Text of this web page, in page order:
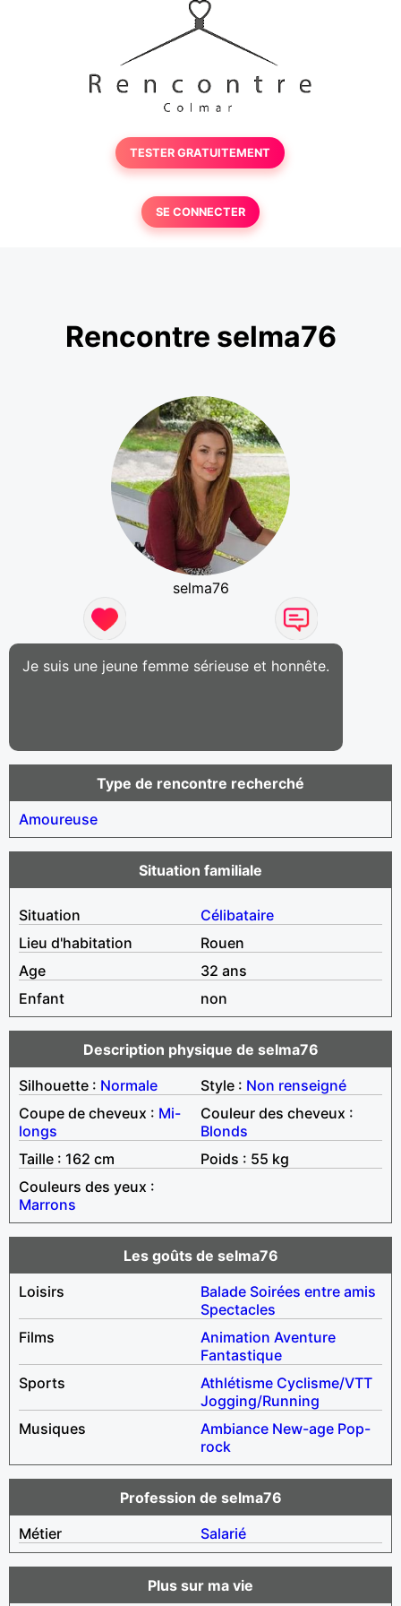
TESTER GRATUITEMENT
SE CONNECTER
Rencontre selma76
selma76
Je suis une jeune femme sérieuse et honnête.
Type de rencontre recherché
Amoureuse
Situation familiale
Situation
Célibataire
Lieu d'habitation
Rouen
Age
32 ans
Enfant
non
Description physique de selma76
Silhouette : Normale Style : Non renseigné
Coupe de cheveux : Mi-
longs
Couleur des cheveux :
Blonds
Taille : 162 cm
Poids : 55 kg
Couleurs des yeux :
Marrons
Les goûts de selma76
Loisirs
Balade Soirées entre amis
Spectacles
Films
Animation Aventure
Fantastique
Sports
Athlétisme Cyclisme/VTT
Jogging/Running
Musiques
Ambiance New-age Pop-
rock
Profession de selma76
Métier
Salarié
Plus sur ma vie